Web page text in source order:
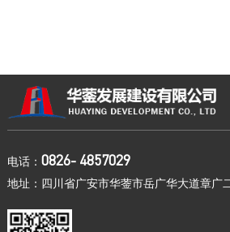
电话： 0826- 4857029
地址：四川省广安市华蓥市岳广华大道章广